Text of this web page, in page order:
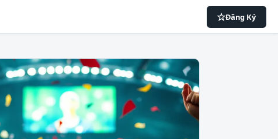
Đăng Ký